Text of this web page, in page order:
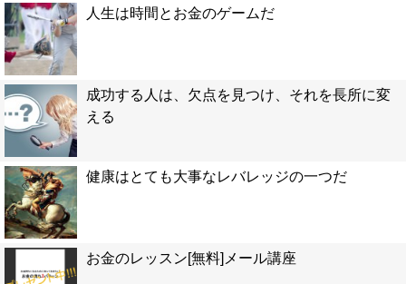
人生は時間とお金のゲームだ
成功する人は、欠点を見つけ、それを長所に変
える
健康はとても大事なレバレッジの一つだ
お金のレッスン[無料]メール講座